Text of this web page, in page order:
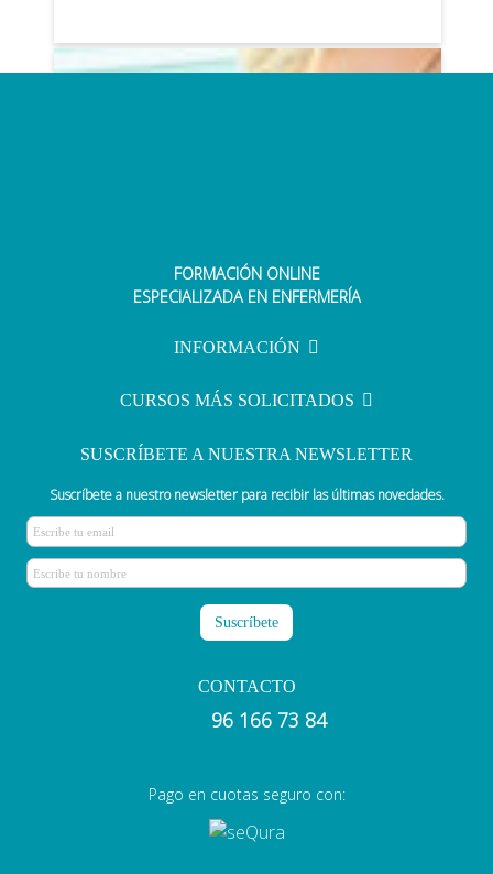
¿Cuánto gana un auxiliar de
FORMACIÓN ONLINE
ESPECIALIZADA EN ENFERMERÍA
INFORMACIÓN
CURSOS MÁS SOLICITADOS
SUSCRÍBETE A NUESTRA NEWSLETTER
Suscríbete a nuestro newsletter para recibir las últimas novedades.
CONTACTO
96 166 73 84
Pago en cuotas seguro con: